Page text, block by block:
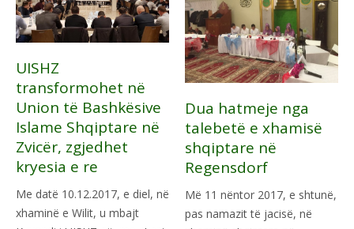
UISHZ
transformohet në
Union të Bashkësive
Islame Shqiptare në
Zvicër, zgjedhet
kryesia e re
Me datë 10.12.2017, e diel, në
xhaminë e Wilit, u mbajt
Dua hatmeje nga
talebetë e xhamisë
shqiptare në
Regensdorf
Më 11 nëntor 2017, e shtunë,
pas namazit të jacisë, në